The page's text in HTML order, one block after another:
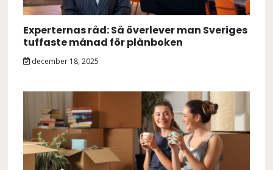
Experternas råd: Så överlever man Sveriges
tuffaste månad för plånboken
december 18, 2025